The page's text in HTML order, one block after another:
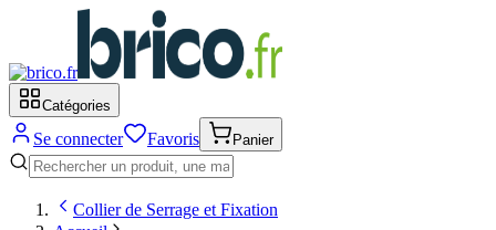
Catégories
Se connecter Favoris Panier
Collier de Serrage et Fixation